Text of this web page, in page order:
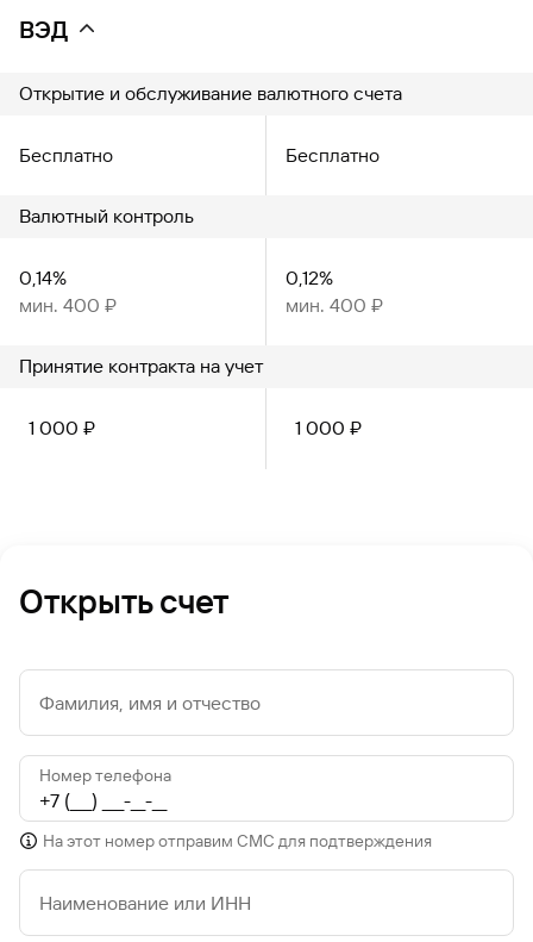
ВЭД
Открытие и обслуживание валютного счета
Бесплатно Бесплатно
Валютный контроль
0,14%
мин. 400 ₽
0,12%
мин. 400 ₽
Принятие контракта на учет
1 000 ₽ 1 000 ₽
Открыть счет
Фамилия, имя и отчество
Номер телефона
На этот номер отправим СМС для подтверждения
Наименование или ИНН